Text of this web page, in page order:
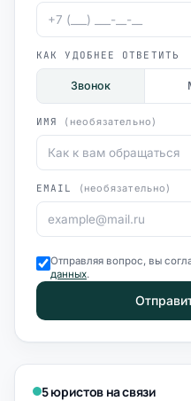
КАК УДОБНЕЕ ОТВЕТИТЬ
Звонок
ИМЯ (необязательно)
EMAIL (необязательно)
Отправляя вопрос, вы
данных.
5 юристов на связи